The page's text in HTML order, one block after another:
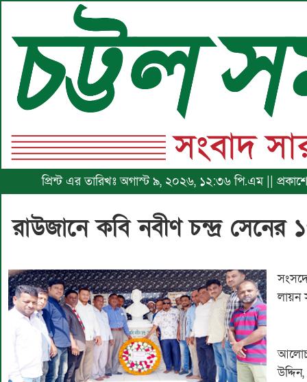
প্রিন্ট এর তারিখঃ অগাস্ট ৯, ২০২৬, ১২:৩৬ পি.এম ||
রাউজানে কবি নবীণ চন্দ্র সেনের
লায়ন